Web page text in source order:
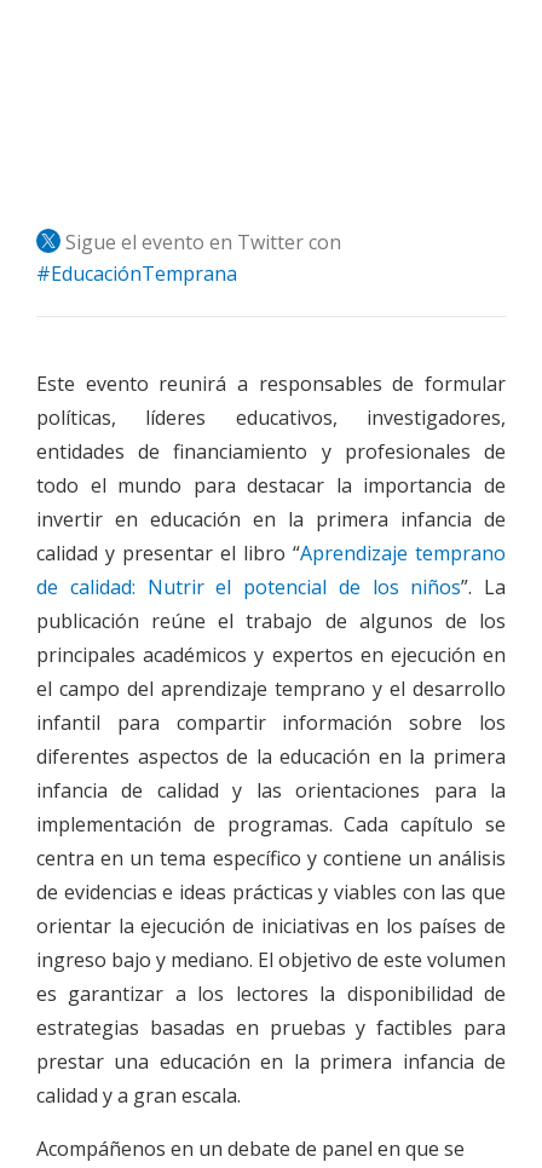
Sigue el evento en Twitter con
#EducaciónTemprana
Este evento reunirá a responsables de formular
políticas, líderes educativos, investigadores,
entidades de financiamiento y profesionales de
todo el mundo para destacar la importancia de
invertir en educación en la primera infancia de
calidad y presentar el libro “Aprendizaje temprano
de calidad: Nutrir el potencial de los niños”. La
publicación reúne el trabajo de algunos de los
principales académicos y expertos en ejecución en
el campo del aprendizaje temprano y el desarrollo
infantil para compartir información sobre los
diferentes aspectos de la educación en la primera
infancia de calidad y las orientaciones para la
implementación de programas. Cada capítulo se
centra en un tema específico y contiene un análisis
de evidencias e ideas prácticas y viables con las que
orientar la ejecución de iniciativas en los países de
ingreso bajo y mediano. El objetivo de este volumen
es garantizar a los lectores la disponibilidad de
estrategias basadas en pruebas y factibles para
prestar una educación en la primera infancia de
calidad y a gran escala.
Acompáñenos en un debate de panel en que se